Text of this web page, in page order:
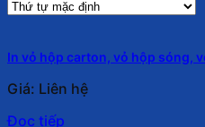
In vỏ hộp carton, vỏ hộp sóng,
Giá: Liên hệ
Đọc tiếp